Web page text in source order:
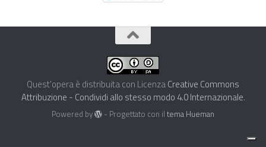
Quest'opera è distribuita con LicenzaCreative Commons
Attribuzione - Condividi allo stesso modo 4.0 Internazionale.
Powered by - Progettato con iltema Hueman